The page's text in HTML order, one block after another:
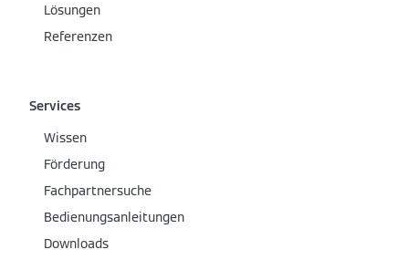
Lösungen
Referenzen
Services
Wissen
Förderung
Fachpartnersuche
Bedienungsanleitungen
Downloads